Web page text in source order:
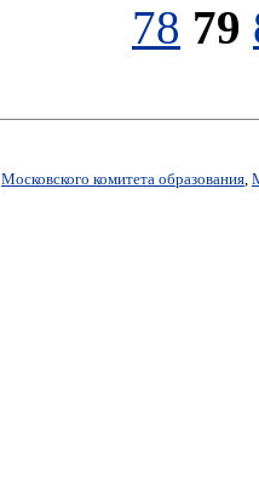
78 79
Московского комитета образования,